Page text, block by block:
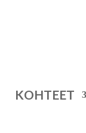
KOHTEET